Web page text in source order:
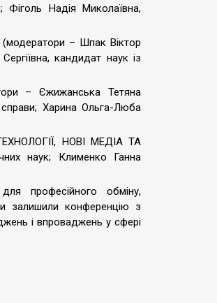
Фіголь Надія Миколаївна,
– Шпак Віктор
кандидат наук із
– Єжижанська Тетяна
Харина Ольга-Люба
НОВІ МЕДІА ТА
наук; Клименко Ганна
професійного обміну,
залишили конференцію з
і впроваджень у сфері